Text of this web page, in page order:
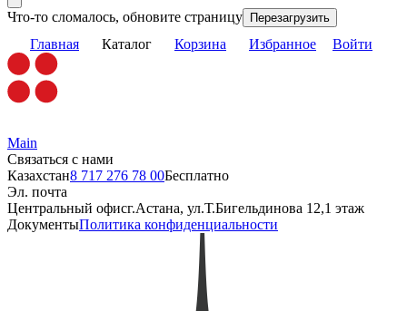
Что-то сломалось, обновите страницу Перезагрузить
Главная Каталог Корзина Избранное Войти
Main
Связаться с нами
Казахстан8 717 276 78 00Бесплатно
Эл. почта
Центральный офисг.Астана, ул.Т.Бигельдинова 12,1 этаж
ДокументыПолитика конфиденциальности